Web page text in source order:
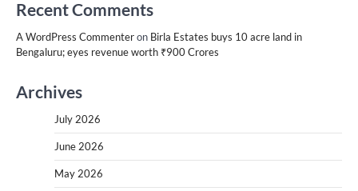
Recent Comments
A WordPress Commenteron Birla Estates buys 10 acre land in
Bengaluru; eyes revenue worth ₹900 Crores
Archives
July 2026
June 2026
May 2026